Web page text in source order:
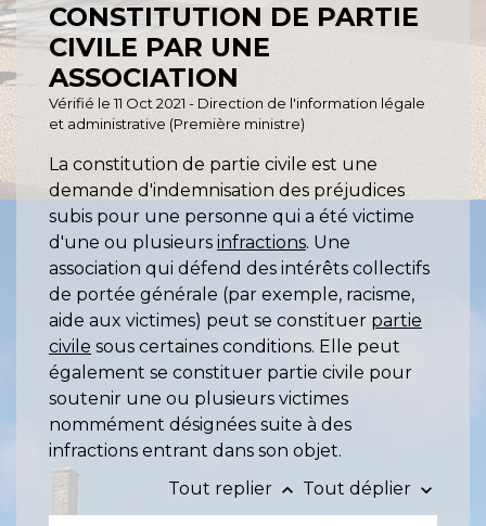
CONSTITUTION DE PARTIE
CIVILE PAR UNE
ASSOCIATION
Vérifié le 11 Oct 2021 - Direction de l'information légale
et administrative (Première ministre)
La constitution de partie civile est une
demande d'indemnisation des préjudices
subis pour une personne qui a été victime
d'une ou plusieurs infractions. Une
association qui défend des intérêts collectifs
de portée générale (par exemple, racisme,
aide aux victimes) peut se constituer partie
civile sous certaines conditions. Elle peut
également se constituer partie civile pour
soutenir une ou plusieurs victimes
nommément désignées suite à des
infractions entrant dans son objet.
Tout replier keyboard_arrow_up Tout déplier keyboard_arrow_down